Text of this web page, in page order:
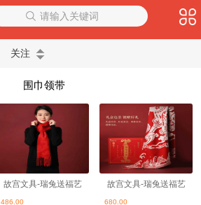
请输入关键词
关注
围巾领带
故宫文具-瑞兔送福艺
486.00
故宫文具-瑞兔送福艺
680.00